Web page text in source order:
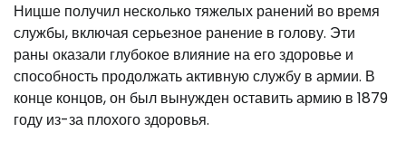
Ницше получил несколько тяжелых ранений во время
службы, включая серьезное ранение в голову. Эти
раны оказали глубокое влияние на его здоровье и
способность продолжать активную службу в армии. В
конце концов, он был вынужден оставить армию в 1879
году из-за плохого здоровья.